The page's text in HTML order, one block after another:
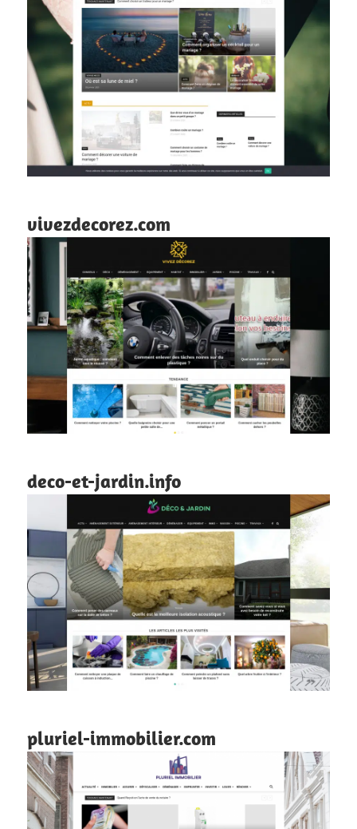
vivezdecorez.com
deco-et-jardin.info
pluriel-immobilier.com